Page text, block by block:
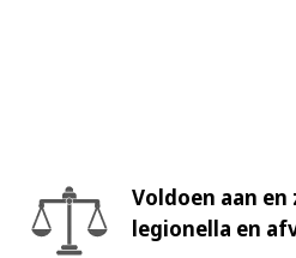
Voldoen aan
legionella en